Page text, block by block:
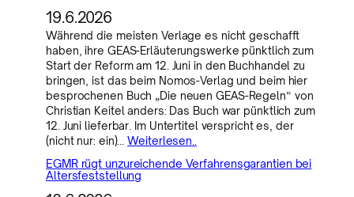
19.6.2026
Während die meisten Verlage es nicht geschafft
haben, ihre GEAS-Erläuterungswerke pünktlich zum
Start der Reform am 12. Juni in den Buchhandel zu
bringen, ist das beim Nomos-Verlag und beim hier
besprochenen Buch „Die neuen GEAS-Regeln“ von
Christian Keitel anders: Das Buch war pünktlich zum
12. Juni lieferbar. Im Untertitel verspricht es, der
(nicht nur: ein)…Weiterlesen..
EGMR rügt unzureichende Verfahrensgarantien bei
Altersfeststellung